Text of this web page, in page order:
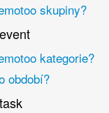
skupiny?
event
kategorie?
období?
task